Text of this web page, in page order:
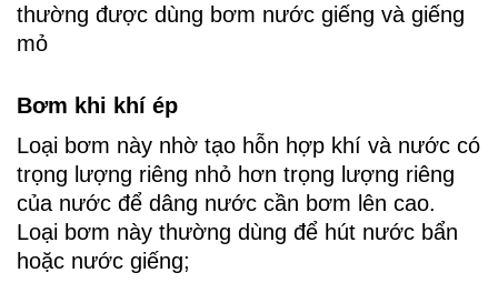
thường được dùng bơm nước giếng và giếng
mỏ
Bơm khi khí ép
Loại bơm này nhờ tạo hỗn hợp khí và nước có
trọng lượng riêng nhỏ hơn trọng lượng riêng
của nước để dâng nước cần bơm lên cao.
Loại bơm này thường dùng để hút nước bẩn
hoặc nước giếng;